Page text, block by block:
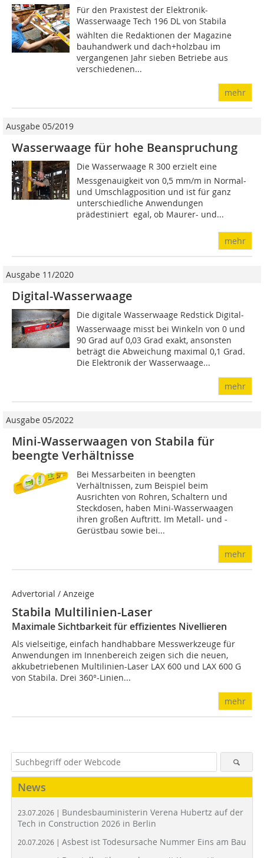
Für den Praxistest der Elektronik-
Wasserwaage Tech 196 DL von Stabila
wählten die Redaktionen der Magazine
bauhandwerk und dach+holzbau im
vergangenen Jahr sieben Betriebe aus
verschiedenen...
mehr
Ausgabe 05/2019
Wasserwaage für hohe Beanspruchung
Die Wasserwaage R 300 erzielt eine
Messgenauigkeit von 0,5 mm/m in Normal-
und Umschlagposition und ist für ganz
unterschiedliche Anwendungen
prädestiniert  egal, ob Maurer- und...
mehr
Ausgabe 11/2020
Digital-Wasserwaage
Die digitale Wasserwaage Redstick Digital-
Wasserwaage misst bei Winkeln von 0 und
90 Grad auf 0,03 Grad exakt, ansonsten
beträgt die Abweichung maximal 0,1 Grad.
Die Elektronik der Wasserwaage...
mehr
Ausgabe 05/2022
Mini-Wasserwaagen von Stabila für
beengte Verhältnisse
Bei Messarbeiten in beengten
Verhältnissen, zum Beispiel beim
Ausrichten von Rohren, Schaltern und
Steckdosen, haben Mini-Wasserwaagen
ihren großen Auftritt. Im Metall- und ­
Gerüstbau sowie bei...
mehr
Advertorial / Anzeige
Stabila Multilinien-Laser
Maximale Sichtbarkeit für effizientes Nivellieren
Als vielseitige, einfach handhabbare Messwerkzeuge für
Anwendungen im Innenbereich zeigen sich die neuen,
akkubetriebenen Multilinien-Laser LAX 600 und LAX 600 G
von Stabila. Drei 360°-Linien...
mehr
News
23.07.2026 | Bundesbauministerin Verena Hubertz auf der
Tech in Construction 2026 in Berlin
20.07.2026 | Asbest ist Todesursache Nummer Eins am Bau